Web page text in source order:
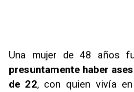
Una mujer de 48 años
presuntamente haber
de 22, con quien vivía